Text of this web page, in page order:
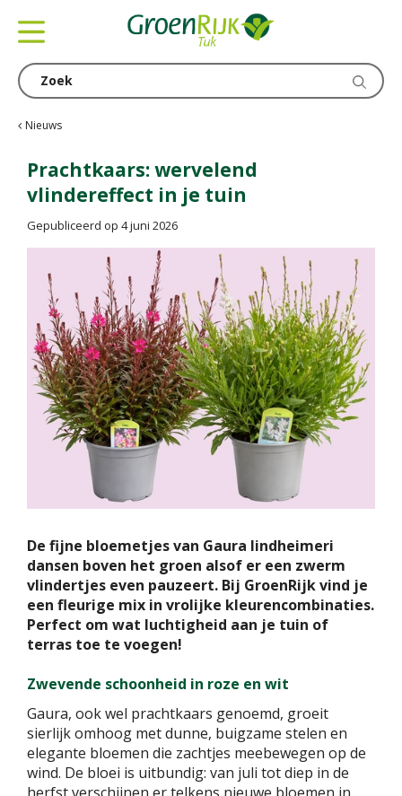
Nieuws
Prachtkaars: wervelend
vlindereffect in je tuin
Gepubliceerd op 4 juni 2026
De fijne bloemetjes van Gaura lindheimeri
dansen boven het groen alsof er een zwerm
vlindertjes even pauzeert. Bij GroenRijk vind je
een fleurige mix in vrolijke kleurencombinaties.
Perfect om wat luchtigheid aan je tuin of
terras toe te voegen!
Zwevende schoonheid in roze en wit
Gaura, ook wel prachtkaars genoemd, groeit
sierlijk omhoog met dunne, buigzame stelen en
elegante bloemen die zachtjes meebewegen op de
wind. De bloei is uitbundig: van juli tot diep in de